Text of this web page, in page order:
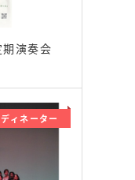
演奏会
ィネーター